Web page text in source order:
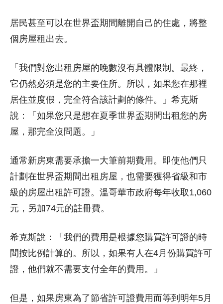
居民甚至可以在世界盃期間離開自己的住處，將整
個房屋租出去。
「我們對您出租房屋的晚數沒有具體限制。最終，
它仍然必須是您的主要住所。所以，如果您在那裡
居住並度假，完全符合該計劃的條件。」希克斯
說：「如果您只是想在夏季世界盃期間出租您的房
屋，那完全沒問題。」
通常新房東需要承擔一大筆前期費用。即使他們只
計劃在世界盃期間出租房屋，也需要獲得省級和市
級的房屋出租許可證。溫哥華市政府每年收取1,060
元，另加74元的註冊費。
希克斯說：「我們的費用是根據您購買許可證的時
間按比例計算的。所以，如果有人在4月份購買許可
證，他們就不需要支付全年的費用。」
但是，如果房東為了節省許可證費用而等到明年5月